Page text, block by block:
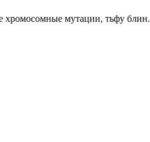
хромосомные мутации, тьфу блин.